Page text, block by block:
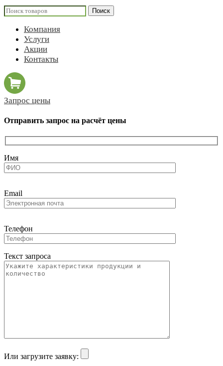
Поиск
Компания
Услуги
Акции
Контакты
Запрос цены
Отправить запрос на расчёт цены
Имя
Email
Телефон
Текст запроса
Или загрузите заявку: